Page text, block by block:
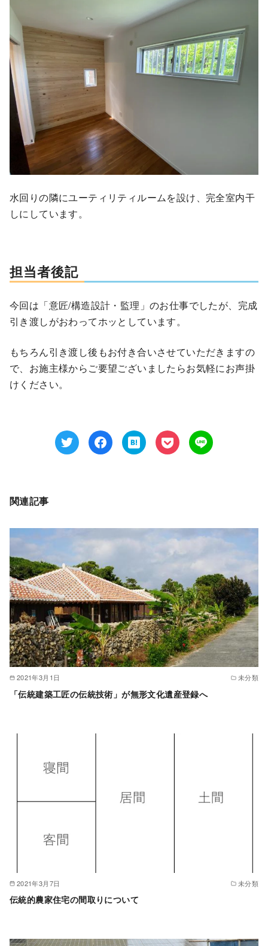
水回りの隣にユーティリティルームを設け、完全室内干
しにしています。
担当者後記
今回は「意匠/構造設計・監理」のお仕事でしたが、完成
引き渡しがおわってホッとしています。
もちろん引き渡し後もお付き合いさせていただきますの
で、お施主様からご要望ございましたらお気軽にお声掛
けください。
関連記事
2021年3月1日 未分類
「伝統建築工匠の伝統技術」が無形文化遺産登録へ
2021年3月7日 未分類
伝統的農家住宅の間取りについて